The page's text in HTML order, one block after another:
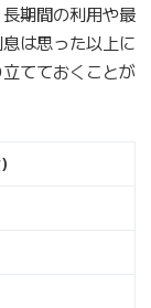
期間の利用や最
は思った以上に
てておくことが